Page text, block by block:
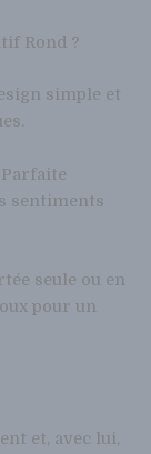
Rond ?
simple et
Parfaite
sentiments
seule ou en
pour un
et, avec lui,